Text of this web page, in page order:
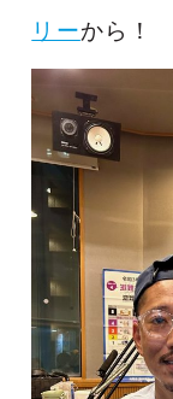
リーから！